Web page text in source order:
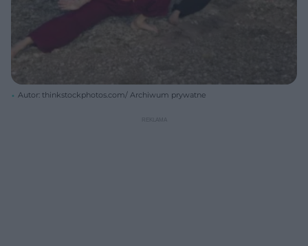
Autor: thinkstockphotos.com/ Archiwum prywatne